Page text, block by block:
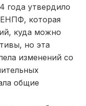
года утвердило
которая
куда можно
но эта
изменений со
общие